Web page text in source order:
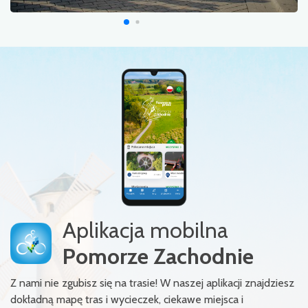
Aplikacja mobilna
Pomorze Zachodnie
Z nami nie zgubisz się na trasie! W naszej aplikacji znajdziesz
dokładną mapę tras i wycieczek, ciekawe miejsca i